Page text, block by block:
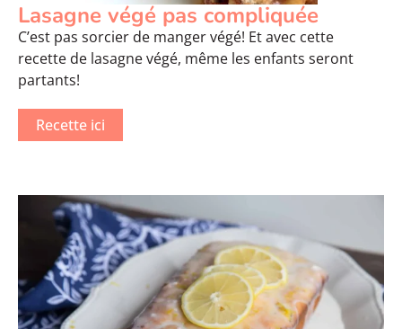
Lasagne végé pas compliquée
C’est pas sorcier de manger végé! Et avec cette
recette de lasagne végé, même les enfants seront
partants!
Recette ici